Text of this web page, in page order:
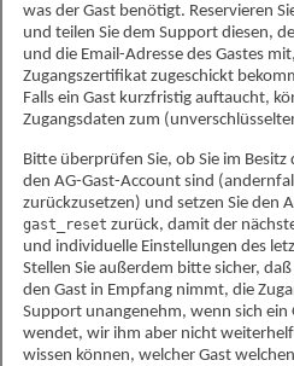
was der Gast benötigt. Reservieren
und teilen Sie dem Support diesen,
und die Email-Adresse des Gastes
Zugangszertifikat zugeschickt
Falls ein Gast kurzfristig auftaucht,
Zugangsdaten zum
Bitte überprüfen Sie, ob Sie im
den AG-Gast-Account sind
zurückzusetzen) und setzen Sie den
gast_reset zurück, damit der
und individuelle Einstellungen des
Stellen Sie außerdem bitte sicher,
den Gast in Empfang nimmt, die
Support unangenehm, wenn sich ein
wendet, wir ihm aber nicht
wissen können, welcher Gast